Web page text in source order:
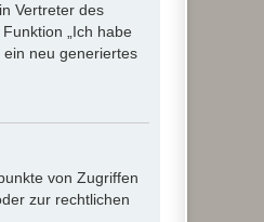
Vertreter des
„Ich habe
neu generiertes
von Zugriffen
zur rechtlichen